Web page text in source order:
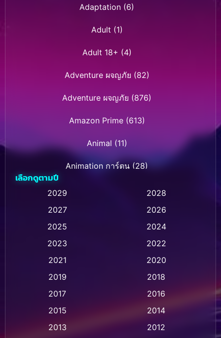
Adaptation (6)
Adult (1)
Adult 18+ (4)
Adventure ผจญภัย (82)
Adventure ผจญภัย (876)
Amazon Prime(613)
Animal (11)
Animation การ์ตูน (28)
Animation การ์ตูน (236)
Animation การ์ตูน (32)
Animation แอนิเมชั่น (1)
Animation แอนิเมชัน (1)
เลือกดูตามปี
2029
2028
2027
2026
2025
2024
2023
2022
2021
2020
2019
2018
2017
2016
2015
2014
2013
2012